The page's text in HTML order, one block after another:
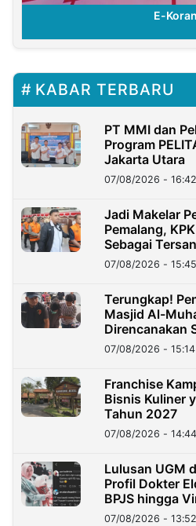
E-Koran
KABAR TERBARU
PT MMI dan
Program
Jakarta Utara
07/08/2026 - 16:42
Jadi Makelar
Pemalang,
Sebagai
07/08/2026 - 15:45
Terungkap!
Masjid Al-
Direncanakan
07/08/2026 - 15:14
Franchise
Bisnis Kuliner
Tahun 2027
07/08/2026 - 14:44
Lulusan UGM
Profil Dokter
BPJS hingga
07/08/2026 - 13:52